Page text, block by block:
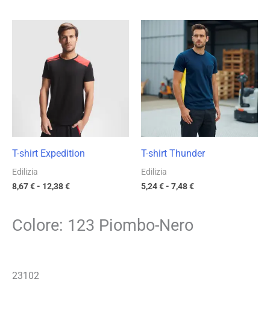
T-shirt Expedition
Edilizia
8,67€- 12,38€
Fascia
di
prezzo:
da
8,67 €
12,38 €
T-shirt Thunder
Edilizia
5,24€- 7,48€
Fascia
di
prezzo:
da
5,24 €
7,48 €
Colore: 123 Piombo-Nero
23102